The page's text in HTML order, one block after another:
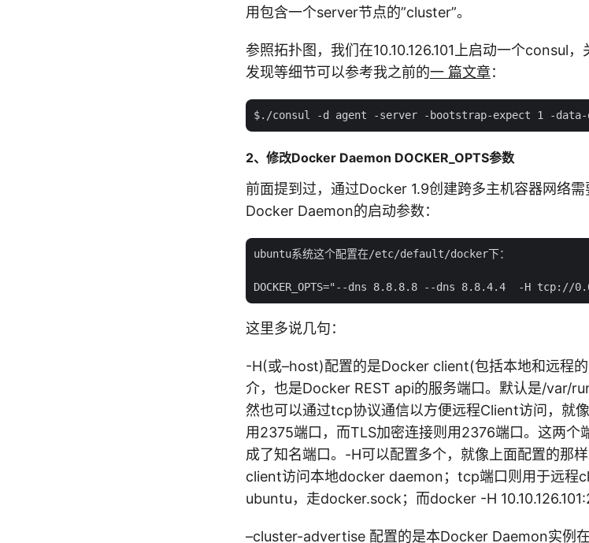
用包含一个server节点的”cluster”。
参照拓扑图，我们在10.10.126.101上启动一个consul
发现等细节可以参考我之前的一 篇文章：
2、修改Docker Daemon DOCKER_OPTS参数
前面提到过，通过Docker 1.9创建跨多主机容器网络
Docker Daemon的启动参数：
ubuntu系统这个配置在/etc/default/docker下：
这里多说几句：
-H(或–host)配置的是Docker client(包括本地和远程
介，也是Docker REST api的服务端口。默认是/var/
然也可以通过tcp协议通信以方便远程Client访问，就
用2375端口，而TLS加密连接则用2376端口。这两个
成了知名端口。-H可以配置多个，就像上面配置的那
client访问本地docker daemon；tcp端口则用于远程
ubuntu，走docker.sock；而docker -H
–cluster-advertise 配置的是本Docker Daemon实例在